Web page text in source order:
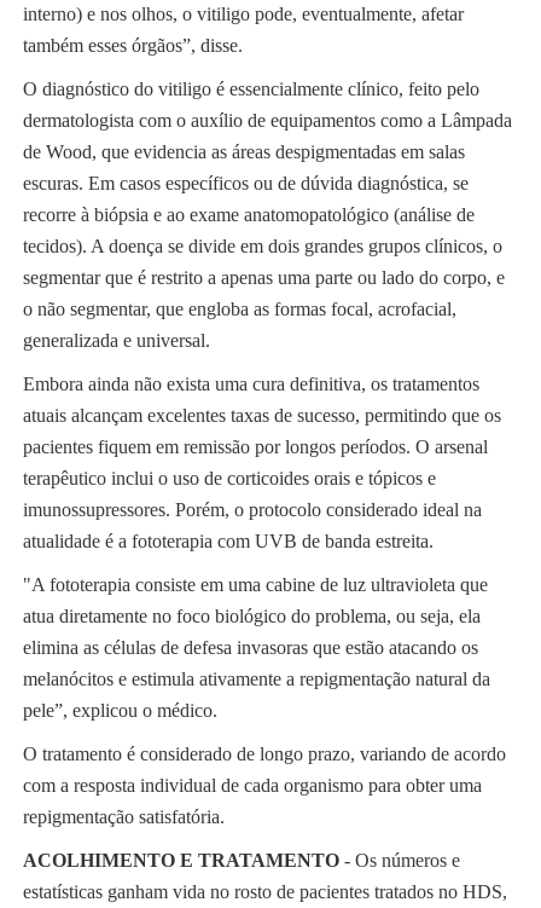
interno) e nos olhos, o vitiligo pode, eventualmente, afetar
também esses órgãos”, disse.
O diagnóstico do vitiligo é essencialmente clínico, feito pelo
dermatologista com o auxílio de equipamentos como a Lâmpada
de Wood, que evidencia as áreas despigmentadas em salas
escuras. Em casos específicos ou de dúvida diagnóstica, se
recorre à biópsia e ao exame anatomopatológico (análise de
tecidos). A doença se divide em dois grandes grupos clínicos, o
segmentar que é restrito a apenas uma parte ou lado do corpo, e
o não segmentar, que engloba as formas focal, acrofacial,
generalizada e universal.
Embora ainda não exista uma cura definitiva, os tratamentos
atuais alcançam excelentes taxas de sucesso, permitindo que os
pacientes fiquem em remissão por longos períodos. O arsenal
terapêutico inclui o uso de corticoides orais e tópicos e
imunossupressores. Porém, o protocolo considerado ideal na
atualidade é a fototerapia com UVB de banda estreita.
"A fototerapia consiste em uma cabine de luz ultravioleta que
atua diretamente no foco biológico do problema, ou seja, ela
elimina as células de defesa invasoras que estão atacando os
melanócitos e estimula ativamente a repigmentação natural da
pele”, explicou o médico.
O tratamento é considerado de longo prazo, variando de acordo
com a resposta individual de cada organismo para obter uma
repigmentação satisfatória.
ACOLHIMENTO E TRATAMENTO- Os números e
estatísticas ganham vida no rosto de pacientes tratados no HDS,